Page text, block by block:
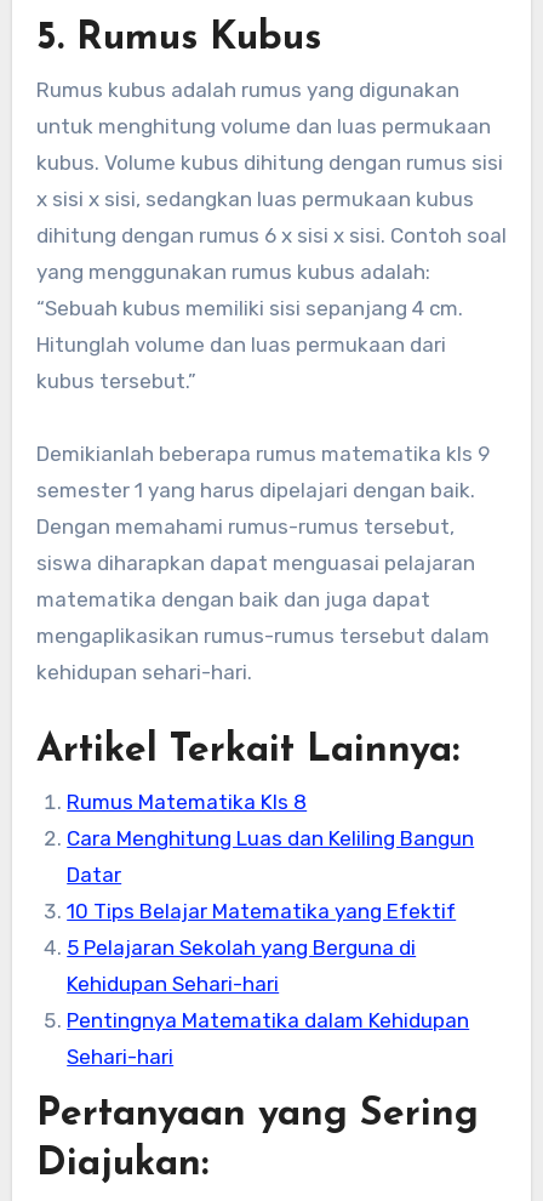
5. Rumus Kubus
Rumus kubus adalah rumus yang digunakan
untuk menghitung volume dan luas permukaan
kubus. Volume kubus dihitung dengan rumus sisi
x sisi x sisi, sedangkan luas permukaan kubus
dihitung dengan rumus 6 x sisi x sisi. Contoh soal
yang menggunakan rumus kubus adalah:
“Sebuah kubus memiliki sisi sepanjang 4 cm.
Hitunglah volume dan luas permukaan dari
kubus tersebut.”
Demikianlah beberapa rumus matematika kls 9
semester 1 yang harus dipelajari dengan baik.
Dengan memahami rumus-rumus tersebut,
siswa diharapkan dapat menguasai pelajaran
matematika dengan baik dan juga dapat
mengaplikasikan rumus-rumus tersebut dalam
kehidupan sehari-hari.
Artikel Terkait Lainnya:
Rumus Matematika Kls 8
Cara Menghitung Luas dan Keliling Bangun
Datar
10 Tips Belajar Matematika yang Efektif
5 Pelajaran Sekolah yang Berguna di
Kehidupan Sehari-hari
Pentingnya Matematika dalam Kehidupan
Sehari-hari
Pertanyaan yang Sering
Diajukan: